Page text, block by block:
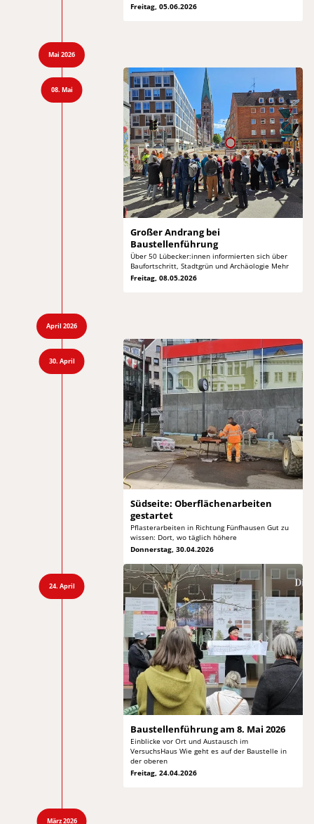
Freitag, 05.06.2026
Mai 2026
08. Mai
Großer Andrang bei
Baustellenführung
Über 50 Lübecker:innen informierten sich über
Baufortschritt, Stadtgrün und Archäologie Mehr
Freitag, 08.05.2026
April 2026
30. April
Südseite: Oberflächenarbeiten
gestartet
Pflasterarbeiten in Richtung Fünfhausen Gut zu
wissen: Dort, wo täglich höhere
Donnerstag, 30.04.2026
24. April
Baustellenführung am 8. Mai 2026
Einblicke vor Ort und Austausch im
VersuchsHaus Wie geht es auf der Baustelle in
der oberen
Freitag, 24.04.2026
März 2026